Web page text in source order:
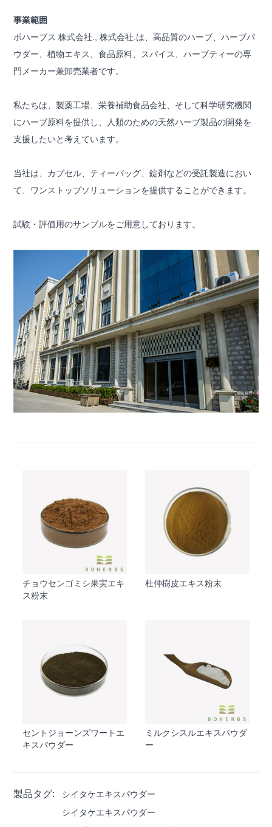
事業範囲
ボハーブス 株式会社., 株式会社.は、高品質のハーブ、ハーブパ
ウダー、植物エキス、食品原料、スパイス、ハーブティーの専
門メーカー兼卸売業者です。
私たちは、製薬工場、栄養補助食品会社、そして科学研究機関
にハーブ原料を提供し、人類のための天然ハーブ製品の開発を
支援したいと考えています。
当社は、カプセル、ティーバッグ、錠剤などの受託製造におい
て、ワンストップソリューションを提供することができます。
試験・評価用のサンプルをご用意しております。
チョウセンゴミシ果実エキ
ス粉末
杜仲樹皮エキス粉末
セントジョーンズワートエ
キスパウダー
ミルクシスルエキスパウダ
ー
製品タグ:
シイタケエキスパウダー
シイタケエキスパウダー